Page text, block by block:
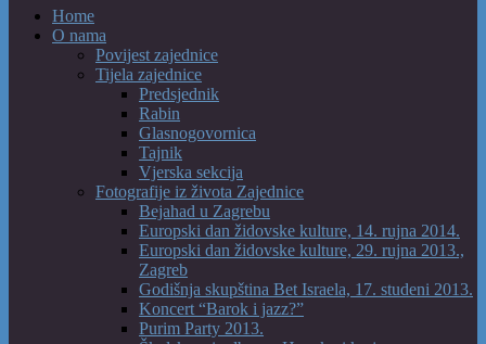
Home
O nama
Povijest zajednice
Tijela zajednice
Predsjednik
Rabin
Glasnogovornica
Tajnik
Vjerska sekcija
Fotografije iz života Zajednice
Bejahad u Zagrebu
Europski dan židovske kulture, 14. rujna 2014.
Europski dan židovske kulture, 29. rujna 2013.,
Zagreb
Godišnja skupština Bet Israela, 17. studeni 2013.
Koncert “Barok i jazz?”
Purim Party 2013.